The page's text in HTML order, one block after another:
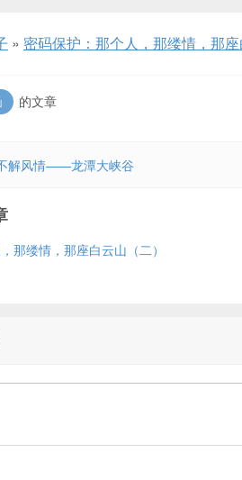
» 密码保护：那个人，那缕情，那座
的文章
解风情——龙潭大峡谷
那缕情，那座白云山（二）